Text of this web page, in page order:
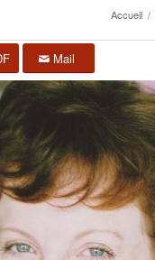
Accueil /
Mail